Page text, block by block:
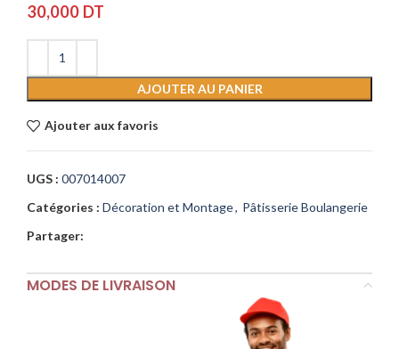
30,000 DT
AJOUTER AU PANIER
Ajouter aux favoris
UGS : 007014007
Catégories : Décoration et Montage, Pâtisserie Boulangerie
Partager:
MODES DE LIVRAISON